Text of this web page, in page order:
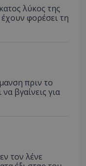
λύκος της
φορέσει τη
πριν το
βγαίνεις για
τον λένε